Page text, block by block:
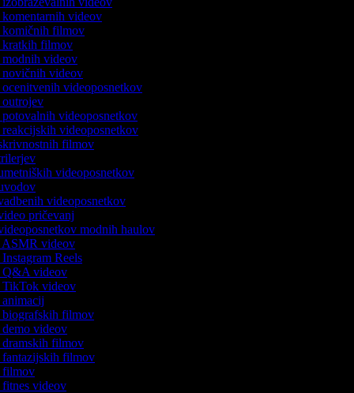
komentarnih videov
komičnih filmov
kratkih filmov
modnih videov
novičnih videov
ocenitvenih videoposnetkov
outrojev
potovalnih videoposnetkov
reakcijskih videoposnetkov
filmov
videoposnetkov
videoposnetkov
pričevanj
modnih haulov
ASMR videov
Reels
Q&A videov
TikTok videov
biografskih filmov
demo videov
dramskih filmov
fantazijskih filmov
filmov
fitnes videov